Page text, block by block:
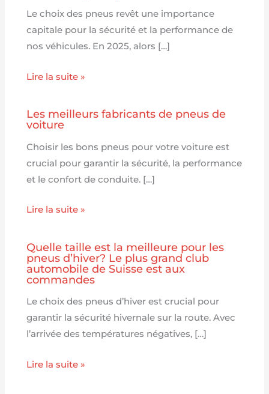
Le choix des pneus revêt une importance
capitale pour la sécurité et la performance de
nos véhicules. En 2025, alors […]
Lire la suite »
Les meilleurs fabricants de pneus de
voiture
Choisir les bons pneus pour votre voiture est
crucial pour garantir la sécurité, la performance
et le confort de conduite. […]
Lire la suite »
Quelle taille est la meilleure pour les
pneus d’hiver? Le plus grand club
automobile de Suisse est aux
commandes
Le choix des pneus d’hiver est crucial pour
garantir la sécurité hivernale sur la route. Avec
l’arrivée des températures négatives, […]
Lire la suite »